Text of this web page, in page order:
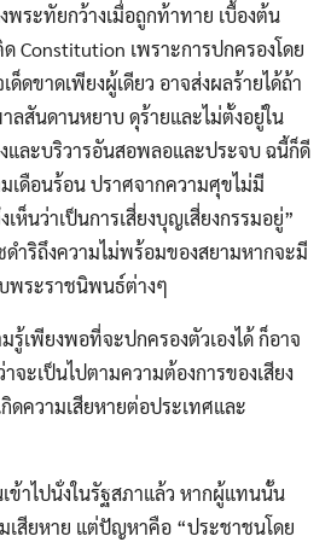
ระทัยกว้างเมื่อถูกท้าทาย เบื้องต้น
Constitution เพราะการปกครองโดย
ดขาดเพียงผู้เดียว อาจส่งผลร้ายได้ถ้า
สันดานหยาบ ดุร้ายและไม่ตั้งอยู่ใน
และบริวารอันสอพลอและประจบ ฉนี้ก็ดี
เดือนร้อน ปราศจากความศุขไม่มี
ห็นว่าเป็นการเสี่ยงบุญเสี่ยงกรรมอยู่”
ำริถึงความไม่พร้อมของสยามหากจะมี
พระราชนิพนธ์ต่างๆ
รู้เพียงพอที่จะปกครองตัวเองได้ ก็อาจ
จะเป็นไปตามความต้องการของเสียง
ดความเสียหายต่อประเทศและ
ข้าไปนั่งในรัฐสภาแล้ว หากผู้แทนนั้น
เสียหาย แต่ปัญหาคือ “ประชาชนโดย